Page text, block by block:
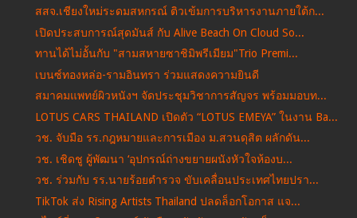
สสจ.เชียงใหม่ระดมสหกรณ์ ติวเข้มการบริหารงานภายใต้ก...
เปิดประสบการณ์สุดมันส์ กับ Alive Beach On Cloud So...
ทานได้ไม่อั้นกับ "สามสหายซาชิมิพรีเมียม"Trio Premi...
เบนซ์ทองหล่อ-รามอินทรา ร่วมแสดงความยินดี
สมาคมแพทย์ผิวหนังฯ จัดประชุมวิชาการสัญจร พร้อมมอบท...
LOTUS CARS THAILAND เปิดตัว “LOTUS EMEYA” ในงาน Ba...
วช. จับมือ รร.กฎหมายและการเมือง ม.สวนดุสิต ผลักดัน...
วช. เชิดชู ผู้พัฒนา ‘อุปกรณ์ถ่างขยายผนังหัวใจห้องบ...
วช. ร่วมกับ รร.นายร้อยตำรวจ ขับเคลื่อนประเทศไทยปรา...
TikTok ส่ง Rising Artists Thailand ปลดล็อกโอกาส แจ...